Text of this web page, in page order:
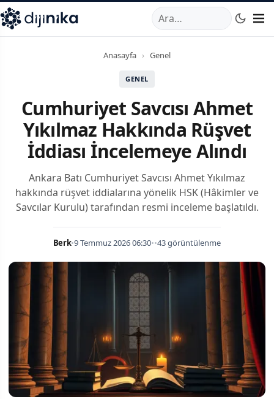
,Marmara Mahallesi,Beylikdüzü34520TRTelefon:0850
Anasayfa › Genel
GENEL
Cumhuriyet Savcısı Ahmet
Yıkılmaz Hakkında Rüşvet
İddiası İncelemeye Alındı
Ankara Batı Cumhuriyet Savcısı Ahmet Yıkılmaz
hakkında rüşvet iddialarına yönelik HSK (Hâkimler ve
Savcılar Kurulu) tarafından resmi inceleme başlatıldı.
Berk•9 Temmuz 2026 06:30••43 görüntülenme